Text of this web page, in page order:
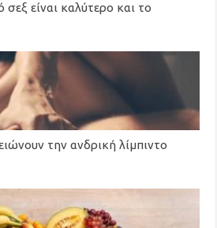
σεξ είναι καλύτερο και το
την ανδρική λίμπιντο